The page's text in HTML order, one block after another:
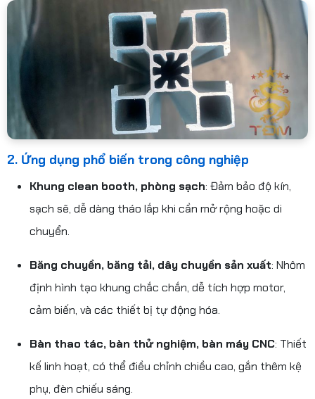
2. Ứng dụng phổ biến trong công nghiệp
Khung clean booth, phòng sạch: Đảm bảo độ kín,
sạch sẽ, dễ dàng tháo lắp khi cần mở rộng hoặc di
chuyển.
Băng chuyền, băng tải, dây chuyền sản xuất: Nhôm
định hình tạo khung chắc chắn, dễ tích hợp motor,
cảm biến, và các thiết bị tự động hóa.
Bàn thao tác, bàn thử nghiệm, bàn máy CNC: Thiết
kế linh hoạt, có thể điều chỉnh chiều cao, gắn thêm kệ
phụ, đèn chiếu sáng.